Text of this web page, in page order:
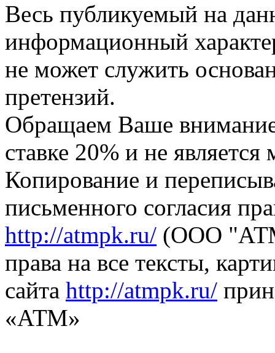
Весь публикуемый на
информационный
не может служить
претензий.
Обращаем Ваше
ставке 20% и не
Копирование и
письменного согласия
http://atmpk.ru/ (ООО
права на все тексты,
сайта http://atmpk.ru/
«АТМ»